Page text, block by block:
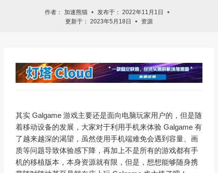
作者： 加速熊猫 发布于： 2022年11月1日
更新于： 2023年5月18日 资源
其实 Galgame 游戏主要还是面向电脑玩家用户的，但是随
着移动设备的发展，大家对于利用手机来体验 Galgame 有
了越来越深的渴望，虽然使用手机端难免会遇到容量、画
质等问题导致体验感下降，再加上不是所有的游戏都有手
机的移植版本，本身资源就有限，但是，想想能够随身携